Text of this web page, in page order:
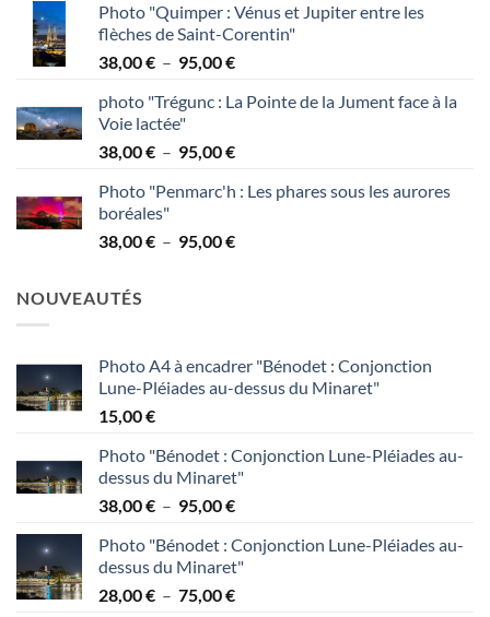
prix :
38,00 €
à
Photo "Quimper : Vénus et Jupiter entre les
flèches de Saint-Corentin"
38,00€ – 95,00€Plage
prix :
à
photo "Trégunc : La Pointe de la Jument face à la
Voie lactée"
38,00€ – 95,00€Plage
prix :
à
Photo "Penmarc'h : Les phares sous les aurores
boréales"
38,00€ – 95,00€Plage
NOUVEAUTÉS
Photo A4 à encadrer "Bénodet : Conjonction
Lune-Pléiades au-dessus du Minaret"
15,00€
Photo "Bénodet : Conjonction Lune-Pléiades au-
dessus du Minaret"
38,00€ – 95,00€Plage
prix :
38,00 €
à
Photo "Bénodet : Conjonction Lune-Pléiades au-
dessus du Minaret"
28,00€ – 75,00€Plage